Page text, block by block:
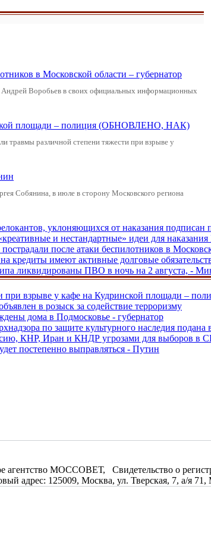
в Московской области – губернатор
Воробьев в своих официальных информационных
площади – полиция (ОБНОВЛЕНО, НАК)
травмы различной степени тяжести при взрыве у
Собянина, в июле в сторону Московского региона
уклоняющихся от наказания подписан
и нестандартные» идеи для
после атаки беспилотников в
на кредиты имеют активные долговые
ликвидированы ПВО в ночь на 2 августа, -
при взрыве у кафе на Кудринской площади –
в розыск за содействие терроризму
дома в Подмосковье - губернатор
по защите культурного наследия подана
КНР, Иран и КНДР угрозами для выборов в
постепенно выправляться - Путин
МОССОВЕТ, Свидетельство о
125009, Москва, ул. Тверская, 7, а/я 71,